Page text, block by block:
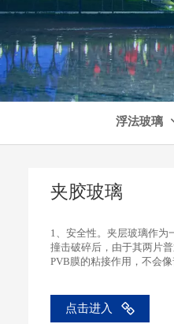
浮法玻璃
夹胶玻璃
1、安全性。夹层玻璃作为
撞击破碎后，由于其两片
PVB膜的粘接作用，不会像
光的性能又使之成为具备
材，夹层玻璃可以隔绝可
点击进入